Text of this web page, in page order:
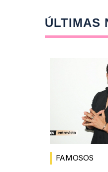
ÚLTIMAS
FAMOSOS